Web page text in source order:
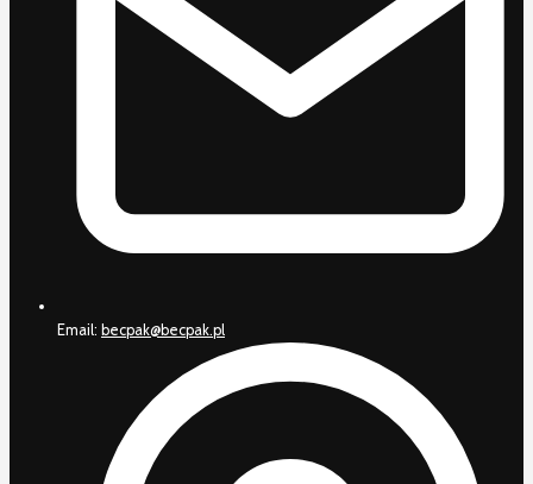
Email: becpak@becpak.pl